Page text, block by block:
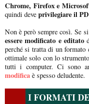
Chrome, Firefox e
quindi deve privilegiare il
Non è però sempre così. Se
essere modificato e editato
perché si tratta di un
ottimale solo con lo strumento
tutti i computer. Ci sono
modifica è spesso deludente.
I FORMATI